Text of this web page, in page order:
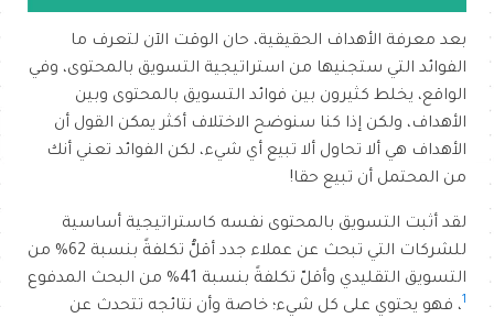
بعد معرفة الأهداف الحقيقية، حان الوقت الآن لتعرف ما
الفوائد التي ستجنيها من استراتيجية التسويق بالمحتوى، وفي
الواقع، يخلط كثيرون بين فوائد التسويق بالمحتوى وبين
الأهداف، ولكن إذا كنا سنوضح الاختلاف أكثر يمكن القول أن
الأهداف هي ألا تحاول ألا تبيع أي شيء، لكن الفوائد تعني أنك
من المحتمل أن تبيع حقا!
لقد أثبت التسويق بالمحتوى نفسه كاستراتيجية أساسية
للشركات التي تبحث عن عملاء جدد أقلُّ تكلفةً بنسبة 62% من
التسويق التقليدي وأقلّ تكلفةً بنسبة 41% من البحث المدفوع
1 ، فهو يحتوي على كل شيء؛ خاصة وأن نتائجه تتحدث عن